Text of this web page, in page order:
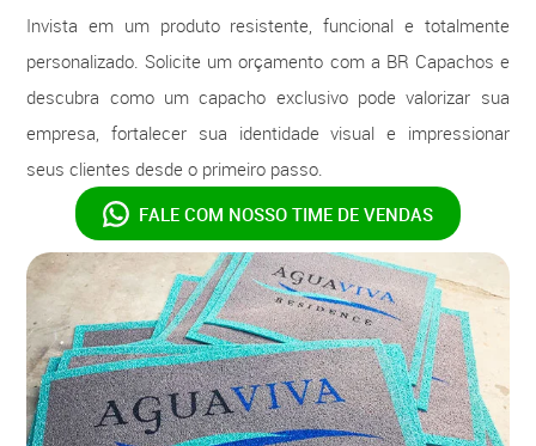
Invista em um produto resistente, funcional e totalmente
personalizado. Solicite um orçamento com a BR Capachos e
descubra como um capacho exclusivo pode valorizar sua
empresa, fortalecer sua identidade visual e impressionar
seus clientes desde o primeiro passo.
FALE COM NOSSO TIME DE VENDAS